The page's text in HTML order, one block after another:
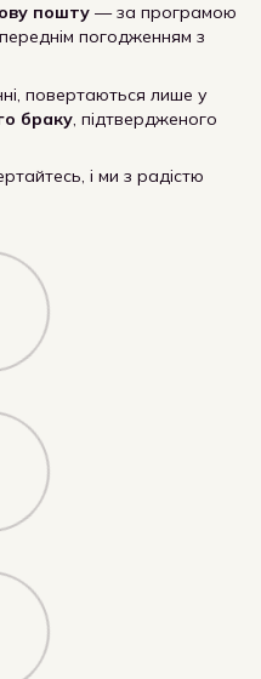
пошту — за програмою
погодженням з
повертаються лише у
браку, підтвердженого
і ми з радістю